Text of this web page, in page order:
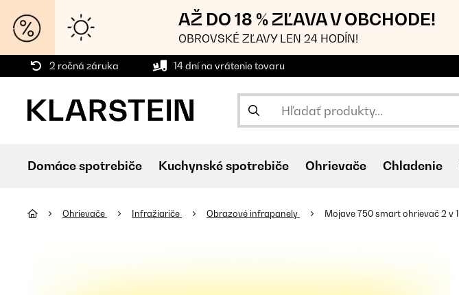
AŽ DO 18 % ZĽAVA V OBCHODE!
OBROVSKÉ ZĽAVY LEN 24 HODÍN!
2 ročná záruka 14 dní na vrátenie tovaru
Domáce spotrebiče Kuchynské spotrebiče Ohrievače Chladenie
Ohrievače Infražiariče Obrazové infrapanely Mojave 750 smart ohrievač 2 v 1